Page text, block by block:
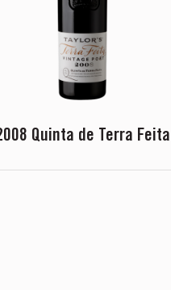
Quinta de Terra Feita